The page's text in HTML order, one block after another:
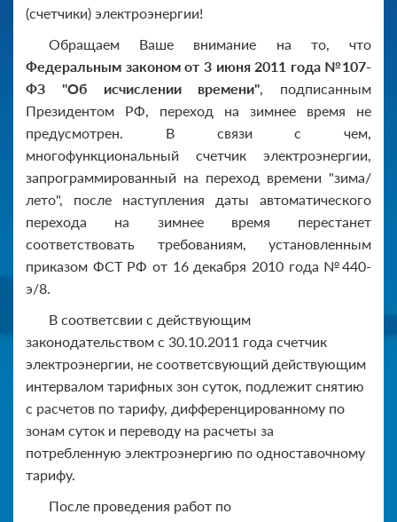
(счетчики) электроэнергии!
Обращаем Ваше внимание на то, что
Федеральным законом от 3 июня 2011 года №107-
ФЗ "Об исчислении времени", подписанным
Президентом РФ, переход на зимнее время не
предусмотрен. В связи с чем,
многофункциональный счетчик электроэнергии,
запрограммированный на переход времени "зима/
лето", после наступления даты автоматического
перехода на зимнее время перестанет
соответствовать требованиям, установленным
приказом ФСТ РФ от 16 декабря 2010 года №440-
э/8.
В соответсвии с действующим
законодательством с 30.10.2011 года счетчик
электроэнергии, не соответсвующий действующим
интервалом тарифных зон суток, подлежит снятию
с расчетов по тарифу, дифференцированному по
зонам суток и переводу на расчеты за
потребленную электроэнергию по одноставочному
тарифу.
После проведения работ по